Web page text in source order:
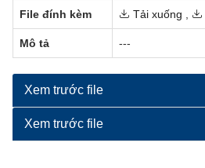
File đính kèm Tải xuống
Mô tả ---
Xem trước file
Xem trước file